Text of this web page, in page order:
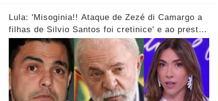
Lula: 'Misoginia!! Ataque de Zezé di Camargo a
filhas de Silvio Santos foi cretinice' e ao prestar
soli...ver mais!